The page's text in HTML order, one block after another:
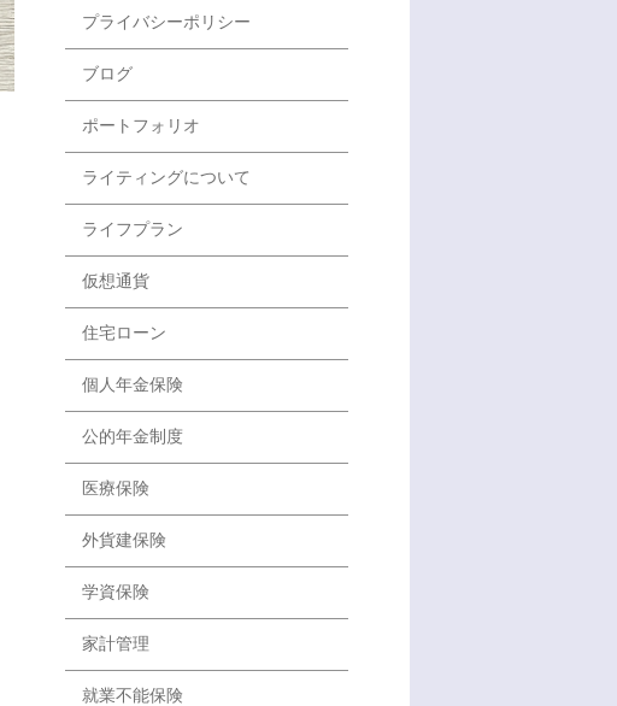
プライバシーポリシー
ブログ
ポートフォリオ
ライティングについて
ライフプラン
仮想通貨
住宅ローン
個人年金保険
公的年金制度
医療保険
外貨建保険
学資保険
家計管理
就業不能保険